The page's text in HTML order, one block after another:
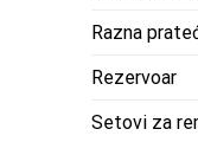
Razna
Rezervoar
Setovi za